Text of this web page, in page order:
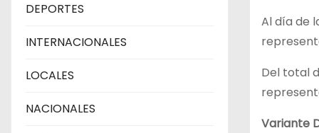
DEPORTES
INTERNACIONALES
LOCALES
NACIONALES
Al día de
Del total
Variante